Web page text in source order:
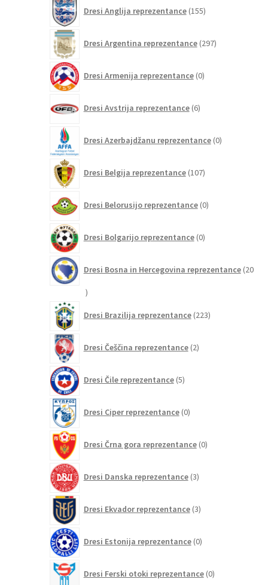
Dresi Anglija reprezentance 155izdelkov
Dresi Argentina reprezentance 297izdelkov
Dresi Armenija reprezentance 0izdelkov
Dresi Avstrija reprezentance 6izdelkov
Dresi Azerbajdžanu reprezentance 0izdelkov
Dresi Belgija reprezentance 107izdelkov
Dresi Belorusijo reprezentance 0izdelkov
Dresi Bolgarijo reprezentance 0izdelkov
Dresi Bosna in Hercegovina reprezentance 20
20
Dresi Brazilija reprezentance 223izdelkov
Dresi Češčina reprezentance 2izdelka
Dresi Čile reprezentance 5izdelkov
Dresi Ciper reprezentance 0izdelkov
Dresi Črna gora reprezentance 0izdelkov
Dresi Danska reprezentance 3izdelki
Dresi Ekvador reprezentance 3izdelki
Dresi Estonija reprezentance 0izdelkov
Dresi Ferski otoki reprezentance 0izdelkov